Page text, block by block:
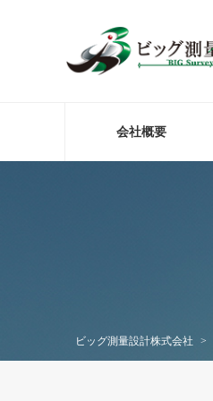
会社概要
ビッグ測量設計株式会社 >